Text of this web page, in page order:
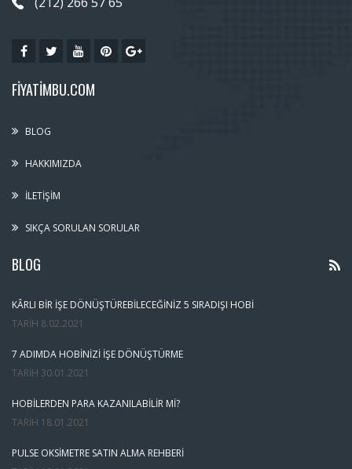
FIYATIMBU.COM
BLOG
HAKKIMIZDA
İLETIŞIM
SIKÇA SORULAN SORULAR
BLOG
KÂRLI BIR İŞE DÖNÜŞTÜREBILECEĞINIZ 5 SIRADIŞI HOBI
TARIH 8.02.2021
7 ADIMDA HOBINIZI İŞE DÖNÜŞTÜRME
TARIH 30.01.2021
HOBILERDEN PARA KAZANILABILIR MI?
TARIH 18.01.2021
PULSE OKSIMETRE SATIN ALMA REHBERI